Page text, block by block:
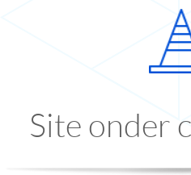
Site onder